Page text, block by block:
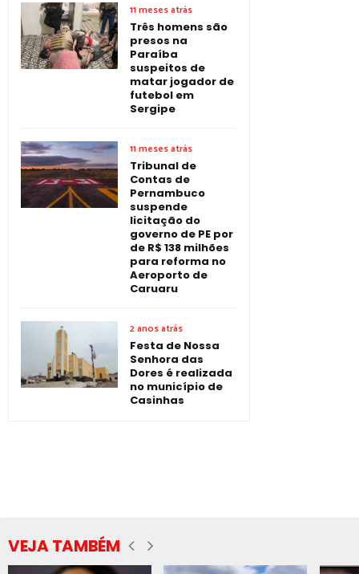
11 meses atrás
Três homens são
presos na
Paraíba
suspeitos de
matar jogador de
futebol em
Sergipe
11 meses atrás
Tribunal de
Contas de
Pernambuco
suspende
licitação do
governo de PE por
de R$ 138 milhões
para reforma no
Aeroporto de
Caruaru
2 anos atrás
Festa de Nossa
Senhora das
Dores é realizada
no município de
Casinhas
VEJA TAMBÉM